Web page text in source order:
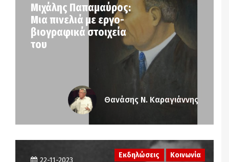
Μιχάλης Παπαμαύρος:
Μια πινελιά με εργο-
βιογραφικά στοιχεία
του
Θανάσης Ν. Καραγιάννης
22-11-2023
Εκδηλώσεις Κοινωνία